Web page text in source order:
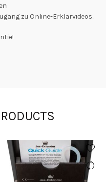
zu Online-Erklärvideos.